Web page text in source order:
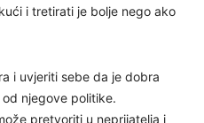
i tretirati je bolje nego ako
i uvjeriti sebe da je dobra
njegove politike.
pretvoriti u neprijatelja i